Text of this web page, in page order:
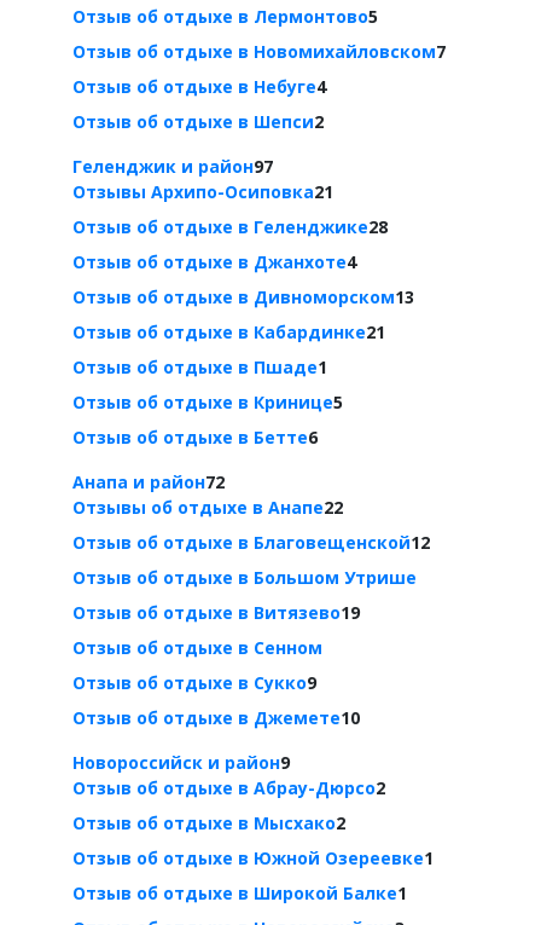
Отзыв об отдыхе в Лермонтово5
Отзыв об отдыхе в Новомихайловском7
Отзыв об отдыхе в Небуге4
Отзыв об отдыхе в Шепси2
Геленджик и район97
Отзывы Архипо-Осиповка21
Отзыв об отдыхе в Геленджике28
Отзыв об отдыхе в Джанхоте4
Отзыв об отдыхе в Дивноморском13
Отзыв об отдыхе в Кабардинке21
Отзыв об отдыхе в Пшаде1
Отзыв об отдыхе в Кринице5
Отзыв об отдыхе в Бетте6
Анапа и район72
Отзывы об отдыхе в Анапе22
Отзыв об отдыхе в Благовещенской12
Отзыв об отдыхе в Большом Утрише
Отзыв об отдыхе в Витязево19
Отзыв об отдыхе в Сенном
Отзыв об отдыхе в Сукко9
Отзыв об отдыхе в Джемете10
Новороссийск и район9
Отзыв об отдыхе в Абрау-Дюрсо2
Отзыв об отдыхе в Мысхако2
Отзыв об отдыхе в Южной Озереевке1
Отзыв об отдыхе в Широкой Балке1